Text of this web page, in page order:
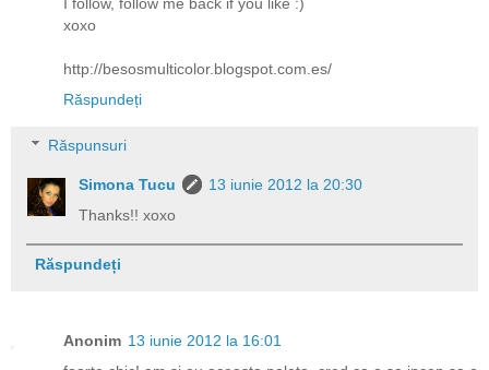
I follow, follow me back if you like :)
xoxo
http://besosmulticolor.blogspot.com.es/
Răspundeți
Răspunsuri
Simona Tucu
13 iunie 2012 la 20:30
Thanks!! xoxo
Răspundeți
Anonim 13 iunie 2012 la 16:01